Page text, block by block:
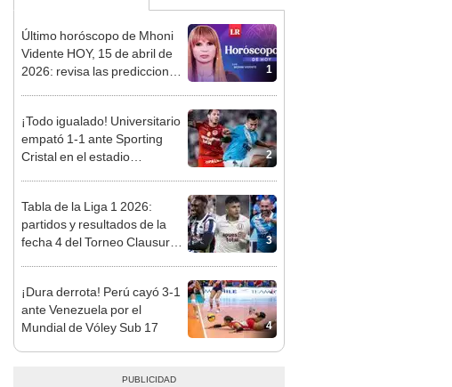
1
Último horóscopo de Mhoni
Vidente HOY, 15 de abril de
2026: revisa las predicciones
2
¡Todo igualado! Universitario
empató 1-1 ante Sporting
Cristal en el estadio
3
Tabla de la Liga 1 2026:
partidos y resultados de la
fecha 4 del Torneo Clausura y
4
¡Dura derrota! Perú cayó 3-1
ante Venezuela por el
Mundial de Vóley Sub 17